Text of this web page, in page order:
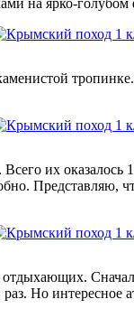
их оказалось
Представляю,
Но интересное